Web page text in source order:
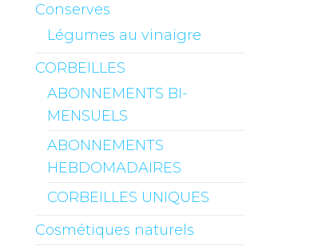
Conserves
Légumes au vinaigre
CORBEILLES
ABONNEMENTS BI-
MENSUELS
ABONNEMENTS
HEBDOMADAIRES
CORBEILLES UNIQUES
Cosmétiques naturels